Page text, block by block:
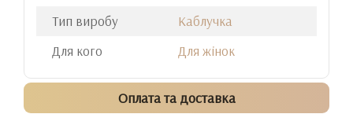
Тип виробу
Каблучка
Для кого
Для жінок
Оплата та доставка